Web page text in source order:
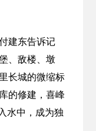
建东告诉记
、敌楼、墩
长城的微缩标
的修建，喜峰
水中，成为独